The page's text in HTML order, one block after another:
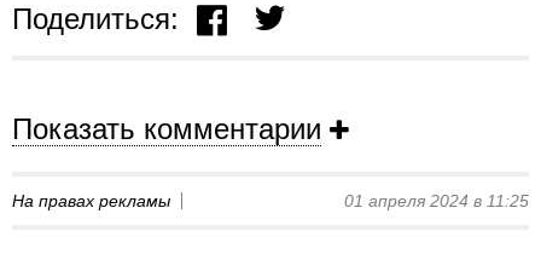
Поделиться:
Показать комментарии
На правах рекламы 01 апреля 2024 в 11:25